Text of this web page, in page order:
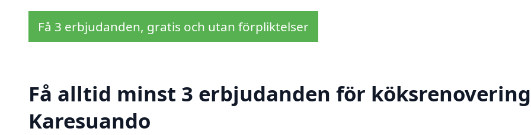
Få 3 erbjudanden, gratis och utan förpliktelser
Få alltid minst 3 erbjudanden för
Karesuando